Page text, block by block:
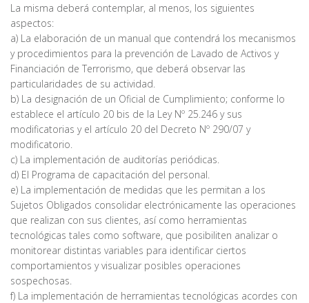
La misma deberá contemplar, al menos, los siguientes
aspectos:
a) La elaboración de un manual que contendrá los mecanismos
y procedimientos para la prevención de Lavado de Activos y
Financiación de Terrorismo, que deberá observar las
particularidades de su actividad.
b) La designación de un Oficial de Cumplimiento; conforme lo
establece el artículo 20 bis de la Ley Nº 25.246 y sus
modificatorias y el artículo 20 del Decreto Nº 290/07 y
modificatorio.
c) La implementación de auditorías periódicas.
d) El Programa de capacitación del personal.
e) La implementación de medidas que les permitan a los
Sujetos Obligados consolidar electrónicamente las operaciones
que realizan con sus clientes, así como herramientas
tecnológicas tales como software, que posibiliten analizar o
monitorear distintas variables para identificar ciertos
comportamientos y visualizar posibles operaciones
sospechosas.
f) La implementación de herramientas tecnológicas acordes con